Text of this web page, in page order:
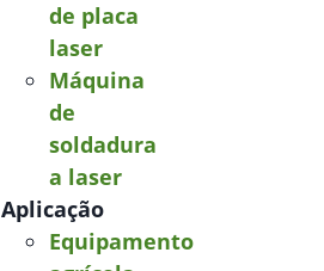
de placa
laser
Máquina
de
soldadura
a laser
Aplicação
Equipamento